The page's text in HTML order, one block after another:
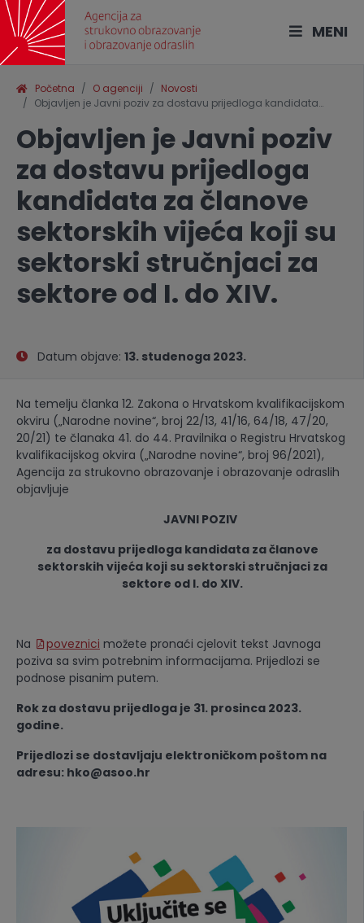
MENI
Početna O agenciji
Novosti
Objavljen je Javni poziv za dostavu prijedloga kandidata…
Objavljen je Javni poziv
za dostavu prijedloga
kandidata za članove
sektorskih vijeća koji su
sektorski stručnjaci za
sektore od I. do XIV.
Datum objave: 13. studenoga 2023.
Na temelju članka 12. Zakona o Hrvatskom kvalifikacijskom
okviru („Narodne novine“, broj 22/13, 41/16, 64/18, 47/20,
20/21) te članaka 41. do 44. Pravilnika o Registru Hrvatskog
kvalifikacijskog okvira („Narodne novine“, broj 96/2021),
Agencija za strukovno obrazovanje i obrazovanje odraslih
objavljuje
JAVNI POZIV
za dostavu prijedloga kandidata za članove
sektorskih vijeća koji su sektorski stručnjaci za
sektore od I. do XIV.
Na poveznici možete pronaći cjelovit tekst Javnoga
poziva sa svim potrebnim informacijama. Prijedlozi se
podnose pisanim putem.
Rok za dostavu prijedloga je 31. prosinca 2023.
godine.
Prijedlozi se dostavljaju elektroničkom poštom na
adresu: hko@asoo.hr